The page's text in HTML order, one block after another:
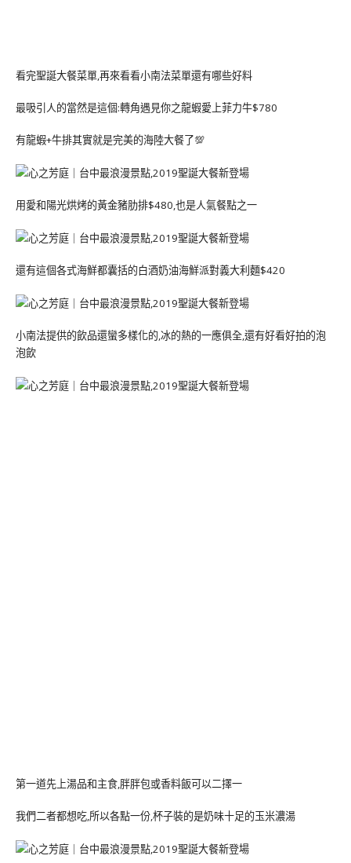
看完聖誕大餐菜單,再來看看小南法菜單還有哪些好料
最吸引人的當然是這個:轉角遇見你之龍蝦愛上菲力牛$780
有龍蝦+牛排其實就是完美的海陸大餐了💯
用愛和陽光烘烤的黃金豬肋排$480,也是人氣餐點之一
還有這個各式海鮮都囊括的白酒奶油海鮮派對義大利麵$420
小南法提供的飲品還蠻多樣化的,冰的熱的一應俱全,還有好看好拍的泡
泡飲
第一道先上湯品和主食,胖胖包或香料飯可以二擇一
我們二者都想吃,所以各點一份,杯子裝的是奶味十足的玉米濃湯